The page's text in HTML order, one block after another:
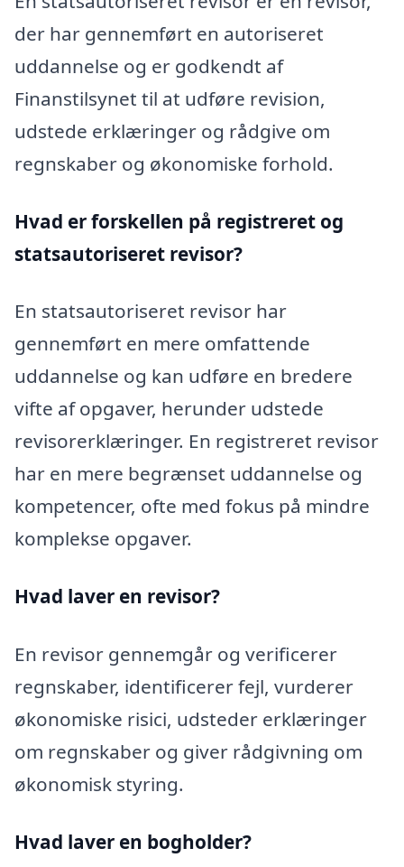
der har gennemført en autoriseret
uddannelse og er godkendt af
Finanstilsynet til at udføre revision,
udstede erklæringer og rådgive om
regnskaber og økonomiske forhold.
Hvad er forskellen på registreret og
statsautoriseret revisor?
En statsautoriseret revisor har
gennemført en mere omfattende
uddannelse og kan udføre en bredere
vifte af opgaver, herunder udstede
revisorerklæringer. En registreret revisor
har en mere begrænset uddannelse og
kompetencer, ofte med fokus på mindre
komplekse opgaver.
Hvad laver en revisor?
En revisor gennemgår og verificerer
regnskaber, identificerer fejl, vurderer
økonomiske risici, udsteder erklæringer
om regnskaber og giver rådgivning om
økonomisk styring.
Hvad laver en bogholder?